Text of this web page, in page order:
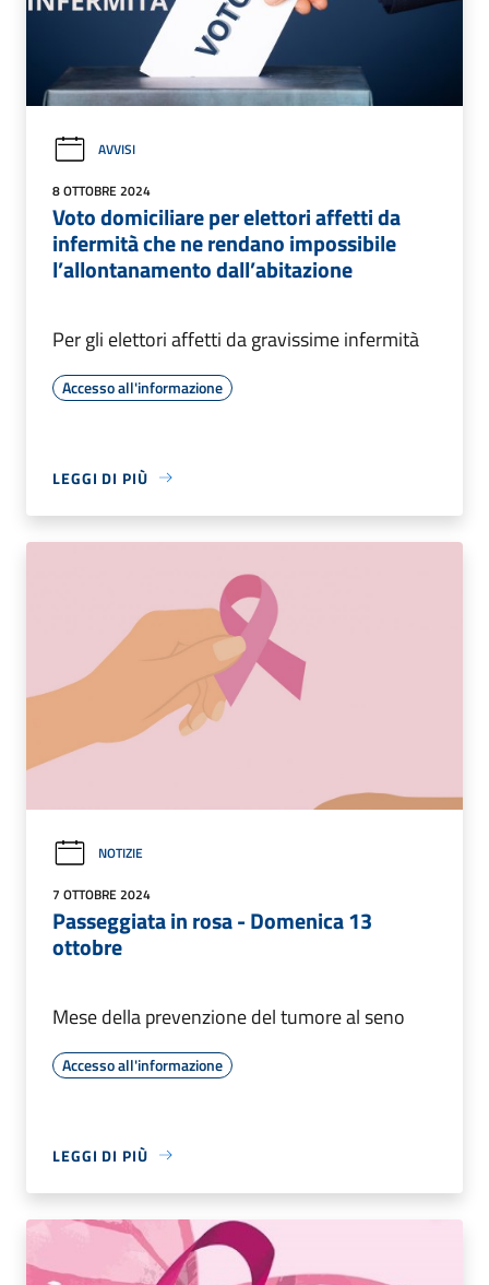
AVVISI
8 OTTOBRE 2024
Voto domiciliare per elettori affetti da
infermità che ne rendano impossibile
l’allontanamento dall’abitazione
Per gli elettori affetti da gravissime infermità
Accesso all'informazione
LEGGI DI PIÙ
NOTIZIE
7 OTTOBRE 2024
Passeggiata in rosa - Domenica 13
ottobre
Mese della prevenzione del tumore al seno
Accesso all'informazione
LEGGI DI PIÙ